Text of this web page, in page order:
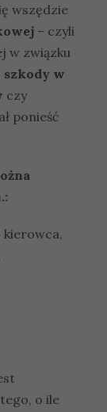
wszędzie
– czyli
w związku
szkody w
czy
ponieść
kierowca,
o ile